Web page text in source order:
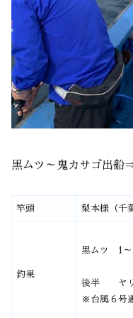
黒ムツ～鬼カサゴ出
竿頭 梨本様（千
釣果
黒ムツ 1
後半 ヤリ
※台風６号